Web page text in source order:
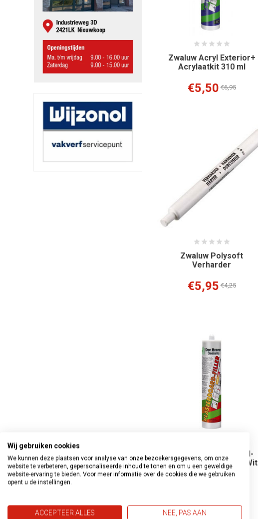
Zwaluw Acryl Exterior+
Acrylaatkit 310 ml
€5,50 €6,95
Zwaluw Polysoft
Verharder
€5,95 €4,25
Zwaluw Plasterboard-
Filler Gipsplaatvuller Wit
310 ml
Wij gebruiken cookies
We kunnen deze plaatsen voor analyse van onze bezoekersgegevens, om onze
website te verbeteren, gepersonaliseerde inhoud te tonen en om u een geweldige
website-ervaring te bieden. Voor meer informatie over de cookies die we gebruiken
opent u de instellingen.
ACCEPTEER ALLES NEE, PAS AAN